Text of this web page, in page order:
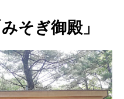
そぎ御殿」